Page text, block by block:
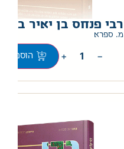
רבי פנחס בן יאיר
מ. ספרא
−
+ הוספה